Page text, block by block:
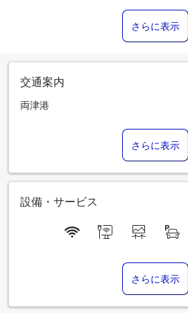
さらに表示
交通案内
両津港
さらに表示
設備・サービス
さらに表示